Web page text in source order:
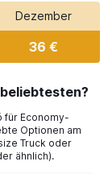
Dezember
36 €
für Economy-
Optionen am
Truck oder
ähnlich).